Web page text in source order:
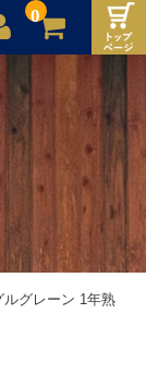
0
グレーン 1年熟